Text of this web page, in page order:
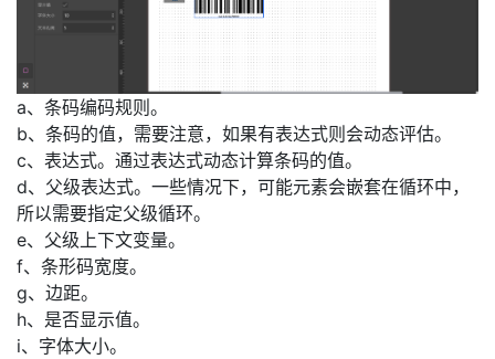
a、条码编码规则。
b、条码的值，需要注意，如果有表达式则会动态评估。
c、表达式。通过表达式动态计算条码的值。
d、父级表达式。一些情况下，可能元素会嵌套在循环中，
所以需要指定父级循环。
e、父级上下文变量。
f、条形码宽度。
g、边距。
h、是否显示值。
i、字体大小。